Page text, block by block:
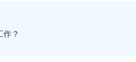
作？